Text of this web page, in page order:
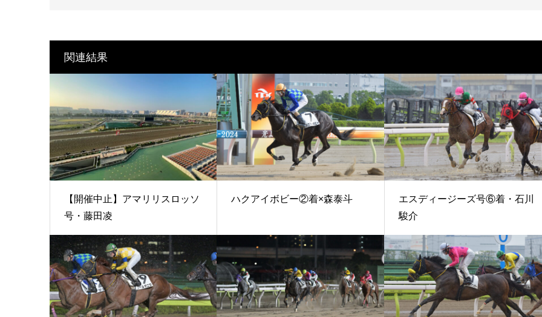
関連結果
【開催中止】アマリリスロッソ
号・藤田凌
ハクアイボビー②着×森泰斗
エスディージーズ号⑥着・石川
駿介